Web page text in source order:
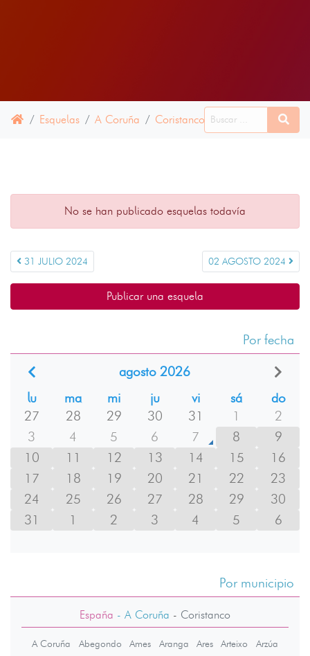
Esquelas A Coruña Coristanco 01 AGOSTO 2024
No se han publicado esquelas todavía
31 JULIO 2024 02 AGOSTO 2024
Publicar una esquela
Por fecha
agosto 2026
lu
ma mi ju vi sá
do
27
28 29 30 31 1
2
3
4 5 6 7 8
9
10
11 12 13 14 15
16
17
18 19 20 21 22
23
24
25 26 27 28 29
30
31
1 2 3 4 5 6
Por municipio
España - A Coruña - Coristanco
A Coruña Abegondo Ames Aranga Ares Arteixo
Arzúa